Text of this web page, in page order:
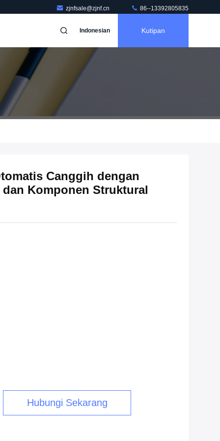
zjnfsale@zjnf.cn 86--13392805835
Indonesian Kutipan
Canggih dengan
Komponen Struktural
Hubungi Sekarang